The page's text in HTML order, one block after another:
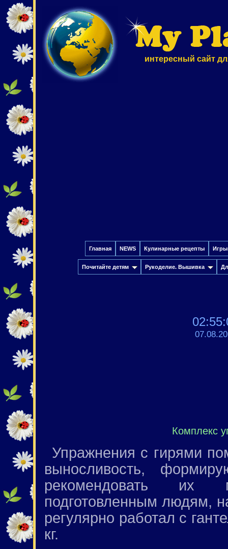
интересный сайт
Главная NEWS Кулинарные рецепты Игры
Почитайте детям Рукоделие. Вышивка
Комплекс
Упражнения с гирями
выносливость,
рекомендовать их
подготовленным людям,
регулярно работал с
кг.